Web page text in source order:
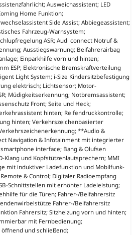
Ausweichassistent; LED
Home Funktion;
Side Assist; Abbiegeassistent;
Fahrzeug-Warnsystem;
ASR; Audi connect Notruf &
Ausstiegswarnung; Beifahrerairbag
Einparkhilfe vorn und hinten;
ESP; Elektronische Bremskraftverteilung
Light System; i-Size Kindersitzbefestigung
elektrisch; Lichtsensor; Motor-
Müdigkeitserkennung; Notbremsassistent;
Front; Seite und Heck;
hinten; Reifendruckkontrolle;
hinten; Verkehrszeichenbasierter
**Audio &
Navigation & Infotainment mit integrierter
interface; Bang & Olufsen
Klang und Kopfstützenlautsprechern; MMI
mit induktiver Ladefunktion und Mobilfunk-
& Control; Digitaler Radioempfang
Schnittstellen mit erhöhter Ladeleistung;
für die Türen; Fahrer-/Beifahrersitz
Fahrer-/Beifahrersitz
Fahrersitz; Sitzheizung vorn und hinten;
mit Fernbedienung;
und schließend;